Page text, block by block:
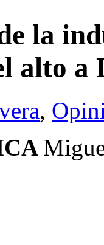
la
alto a
,